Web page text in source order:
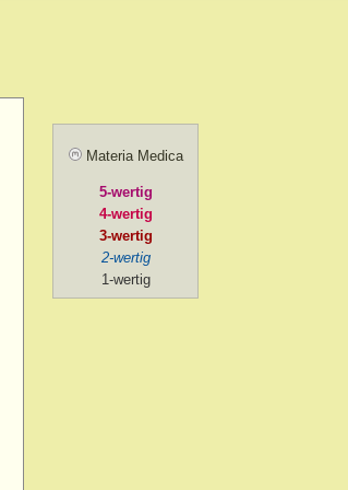
Materia Medica
5-wertig
4-wertig
3-wertig
2-wertig
1-wertig